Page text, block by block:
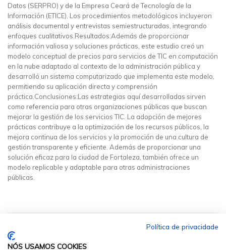
Datos (SERPRO) y de la Empresa Ceará de Tecnología de la
Información (ETICE). Los procedimientos metodológicos incluyeron
análisis documental y entrevistas semiestructuradas, integrando
enfoques cualitativos.Resultados:Además de proporcionar
información valiosa y soluciones prácticas, este estudio creó un
modelo conceptual de precios para servicios de TIC en computación
en la nube adaptado al contexto de la administración pública y
desarrolló un sistema computarizado que implementa este modelo,
permitiendo su aplicación directa y comprensión
práctica.Conclusiones:Las estrategias aquí desarrolladas sirven
como referencia para otras organizaciones públicas que buscan
mejorar la gestión de los servicios TIC. La adopción de mejores
prácticas contribuye a la optimización de los recursos públicos, la
mejora continua de los servicios y la promoción de una cultura de
gestión transparente y eficiente. Además de proporcionar una
solución eficaz para la ciudad de Fortaleza, también ofrece un
modelo replicable y adaptable para otras administraciones
públicas.
Política de privacidade
NÓS USAMOS COOKIES